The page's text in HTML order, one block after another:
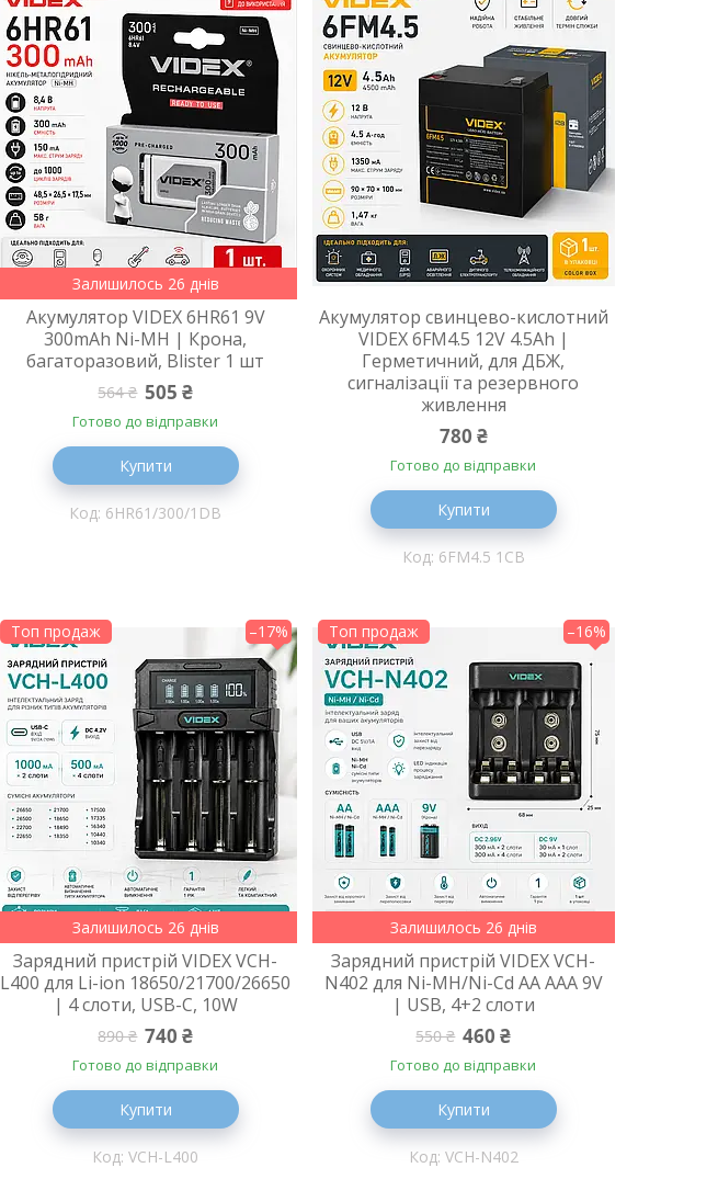
Залишилось 26 днів
Акумулятор VIDEX 6HR61 9V
300mAh Ni-MH | Крона,
багаторазовий, Blister 1 шт
564 ₴ 505 ₴
Готово до відправки
Купити
6HR61/300/1DB
Акумулятор свинцево-кислотний
VIDEX 6FM4.5 12V 4.5Ah |
Герметичний, для ДБЖ,
сигналізації та резервного
живлення
780 ₴
Готово до відправки
Купити
6FM4.5 1CB
Топ продаж –17%
Залишилось 26 днів
Зарядний пристрій VIDEX VCH-
L400 для Li-ion 18650/21700/26650
| 4 слоти, USB-C, 10W
890 ₴ 740 ₴
Готово до відправки
Купити
VCH-L400
Топ продаж –16%
Залишилось 26 днів
Зарядний пристрій VIDEX VCH-
N402 для Ni-MH/Ni-Cd AA AAA 9V
| USB, 4+2 слоти
550 ₴ 460 ₴
Готово до відправки
Купити
VCH-N402